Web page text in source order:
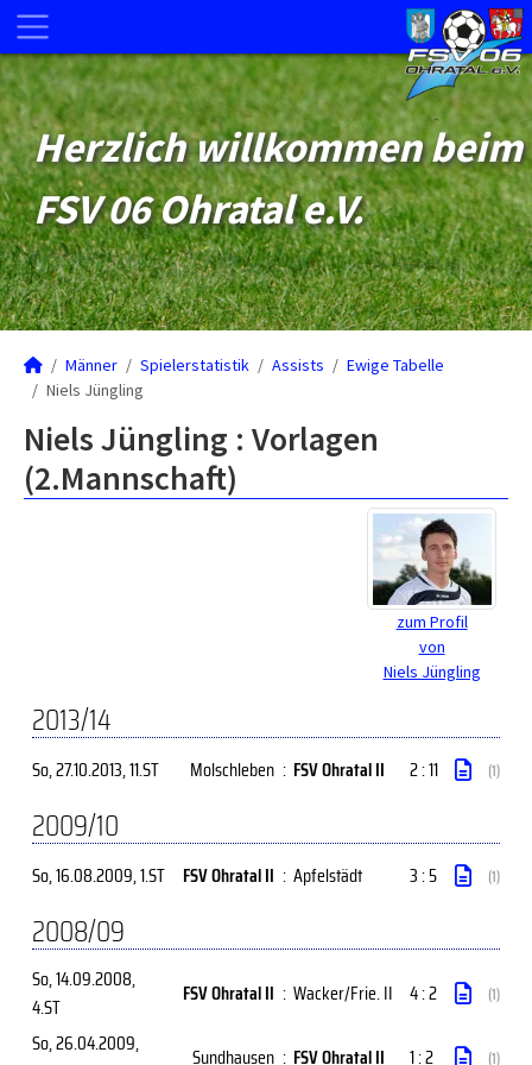
Herzlich willkommen beim
FSV 06 Ohratal e.V.
Männer Spielerstatistik Assists
Ewige Tabelle
Niels Jüngling
Niels Jüngling : Vorlagen
(2.Mannschaft)
zum Profil
von
Niels Jüngling
2013/14
So, 27.10.2013, 11.ST Molschleben : FSV Ohratal II 2 : 11 (1)
2009/10
So, 16.08.2009, 1.ST FSV Ohratal II : Apfelstädt 3 : 5 (1)
2008/09
So, 14.09.2008,
4.ST
FSV Ohratal II : Wacker/Frie. II 4 : 2 (1)
So, 26.04.2009,
Sundhausen : FSV Ohratal II 1 : 2 (1)